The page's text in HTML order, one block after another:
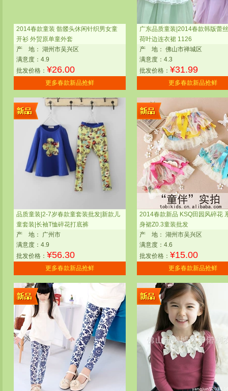
2014春款童装 骷髅头休闲针织男女童
开衫 外贸原单童外套
产
地： 湖州市吴兴区
满意度：4.9
批发价格： ¥26.00
更多春款新品抢鲜
广东品质童装|2014春款韩版蕾
荷叶边连衣裙 1126
产
地： 佛山市禅城区
满意度：4.3
批发价格： ¥31.99
更多春款新品抢鲜
品质童装|2-7岁春款童套装批发|新款儿
童套装|长袖T恤碎花打底裤
产
地：
广州市
满意度：4.9
批发价格： ¥56.30
更多春款新品抢鲜
2014春款新品 KSQ田园风碎花
身裙Z0.3童装批发
产
地： 湖州市吴兴区
满意度：4.6
批发价格： ¥15.00
更多春款新品抢鲜